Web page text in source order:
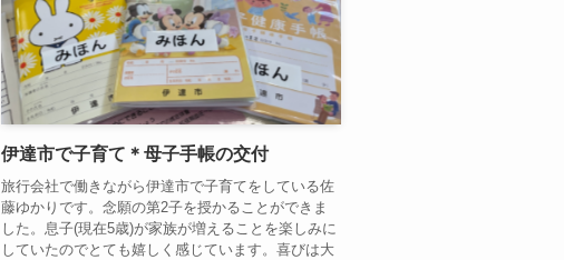
伊達市で子育て＊母子手帳の交付
旅行会社で働きながら伊達市で子育てをしている佐
藤ゆかりです。念願の第2子を授かることができま
した。息子(現在5歳)が家族が増えることを楽しみに
していたのでとても嬉しく感じています。喜びは大